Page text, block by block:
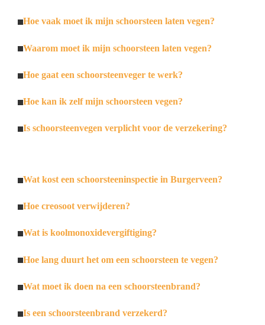
Hoe vaak moet ik mijn schoorsteen laten vegen?
Waarom moet ik mijn schoorsteen laten vegen?
Hoe gaat een schoorsteenveger te werk?
Hoe kan ik zelf mijn schoorsteen vegen?
Is schoorsteenvegen verplicht voor de verzekering?
Wat kost een schoorsteeninspectie in Burgerveen?
Hoe creosoot verwijderen?
Wat is koolmonoxidevergiftiging?
Hoe lang duurt het om een schoorsteen te vegen?
Wat moet ik doen na een schoorsteenbrand?
Is een schoorsteenbrand verzekerd?